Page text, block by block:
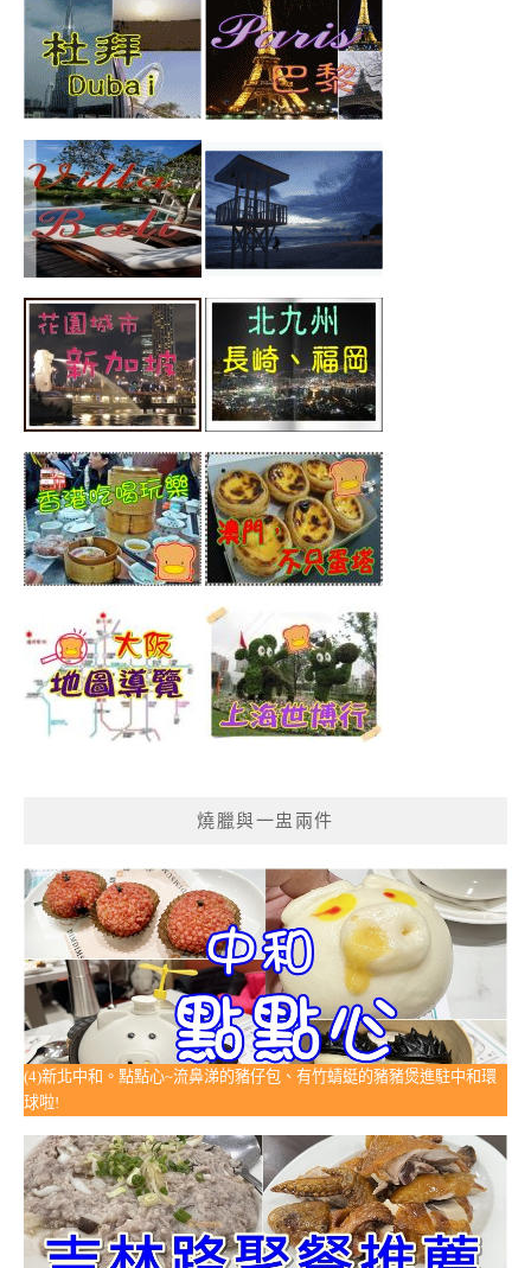
燒臘與一盅兩件
(4)新北中和。點點心~流鼻涕的豬仔包、有竹蜻蜓的豬豬煲進駐中和環
球啦!